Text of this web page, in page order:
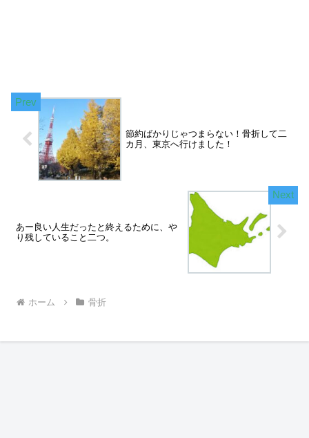
節約ばかりじゃつまらない！骨折して二
カ月、東京へ行けました！
あー良い人生だったと終えるために、や
り残していること二つ。
ホーム 骨折